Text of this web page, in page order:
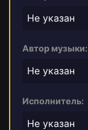
Не указан
Автор музыки:
Не указан
Исполнитель:
Не указан